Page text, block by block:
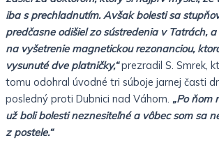
iba s prechladnutím. Avšak bolesti sa
predčasne odišiel zo sústredenia v Tatrách,
na vyšetrenie magnetickou rezonanciou,
vysunuté dve platničky,“prezradil S. Smrek,
tomu odohral úvodné tri súboje jarnej časti
posledný proti Dubnici nad Váhom. „Po ňom
už boli bolesti neznesiteľné a vôbec som sa
z postele.“